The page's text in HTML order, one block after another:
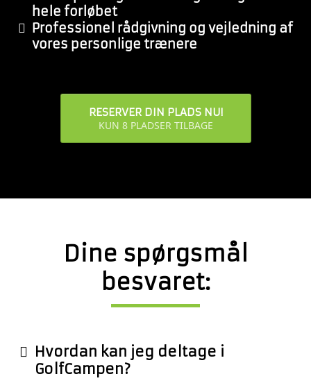
hele forløbet
​​Professionel rådgivning og vejledning af
vores personlige trænere
RESERVER DIN PLADS NU!
KUN 8 PLADSER TILBAGE
Dine spørgsmål
besvaret:
Hvordan kan jeg deltage i
GolfCampen?